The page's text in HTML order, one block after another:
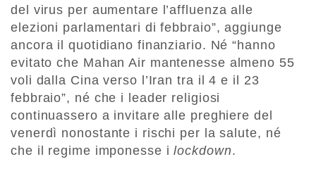
del virus per aumentare l’affluenza alle
elezioni parlamentari di febbraio”, aggiunge
ancora il quotidiano finanziario. Né “hanno
evitato che Mahan Air mantenesse almeno 55
voli dalla Cina verso l’Iran tra il 4 e il 23
febbraio”, né che i leader religiosi
continuassero a invitare alle preghiere del
venerdì nonostante i rischi per la salute, né
che il regime imponesse ilockdown.